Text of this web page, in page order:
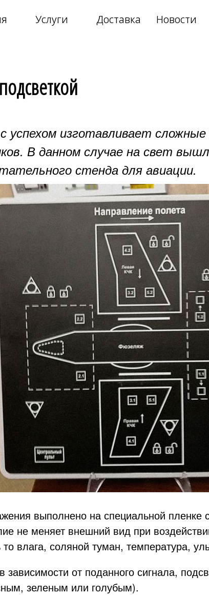
Услуги Доставка Новости
успехом изготавливает сложные
В данном случае на свет
стенда для авиации.
выполнено на специальной пленке
не меняет внешний вид при
влага, соляной туман, температура,
зависимости от поданного сигнала,
зеленым или голубым).